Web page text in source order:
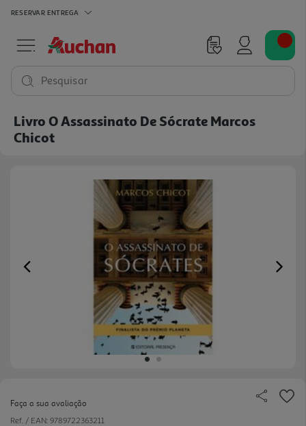
RESERVAR ENTREGA
Pesquisar
Livro O Assassinato De Sócrate Marcos
Chicot
Previous
Faça a sua avaliação
Ref. / EAN: 9789722363211